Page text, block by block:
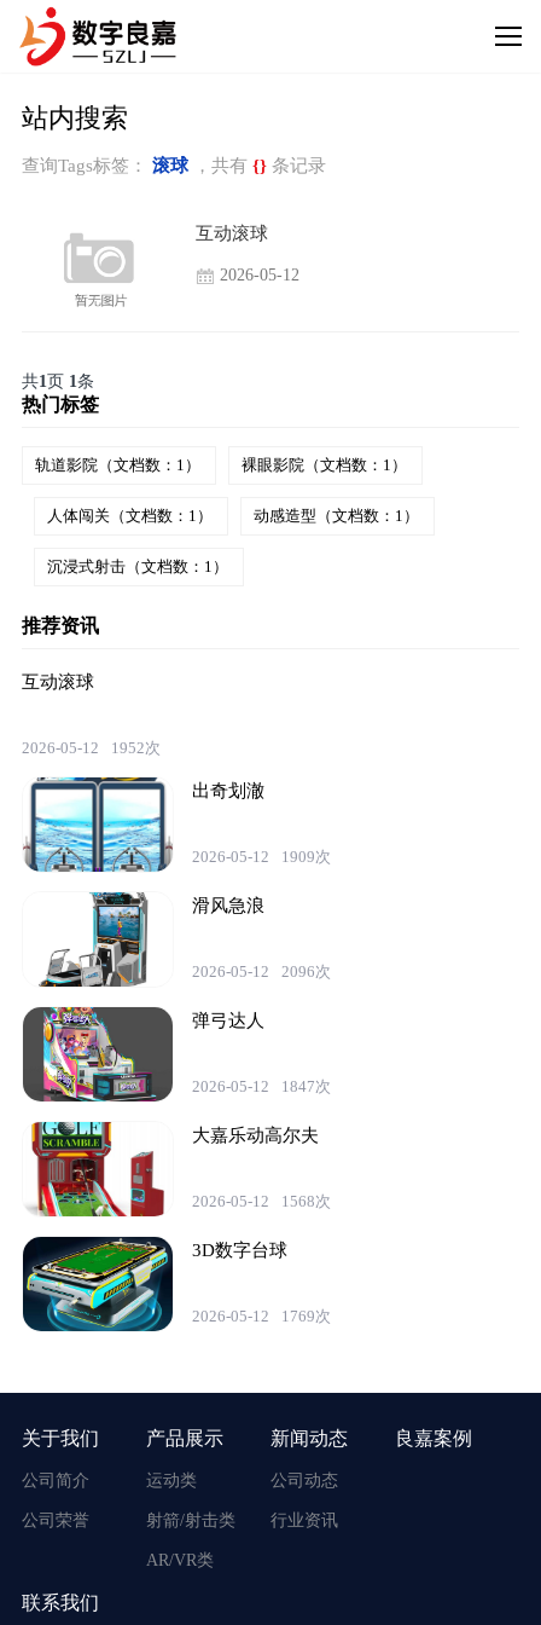
站内搜索
查询Tags标签： 滚球，共有 {}条记录
互动滚球
2026-05-12
共1页 1条
热门标签
轨道影院（文档数：1） 裸眼影院（文档数：1）
人体闯关（文档数：1） 动感造型（文档数：1）
沉浸式射击（文档数：1）
推荐资讯
互动滚球
2026-05-12 1952次
出奇划澈
2026-05-12 1909次
滑风急浪
2026-05-12 2096次
弹弓达人
2026-05-12 1847次
大嘉乐动高尔夫
2026-05-12 1568次
3D数字台球
2026-05-12 1769次
关于我们
公司简介
公司荣誉
产品展示
运动类
射箭/射击类
AR/VR类
新闻动态
公司动态
行业资讯
良嘉案例
联系我们